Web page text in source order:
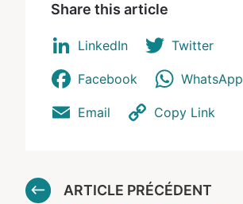
Share this article
LinkedIn Twitter
Facebook WhatsApp
Email Copy Link
ARTICLE PRÉCÉDENT